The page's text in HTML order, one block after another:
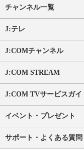
チャンネル一覧
J:テレ
J:COMチャンネル
J:COM STREAM
J:COM TVサービスガイ
イベント・プレゼント
サポート・よくある質問